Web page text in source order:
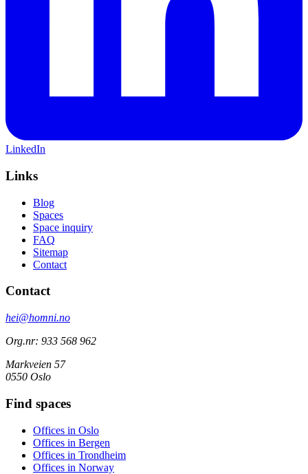
LinkedIn
Links
Blog
Spaces
Space inquiry
FAQ
Sitemap
Contact
Contact
hei@homni.no
Org.nr: 933 568 962
Markveien 57
0550 Oslo
Find spaces
Offices in Oslo
Offices in Bergen
Offices in Trondheim
Offices in Norway